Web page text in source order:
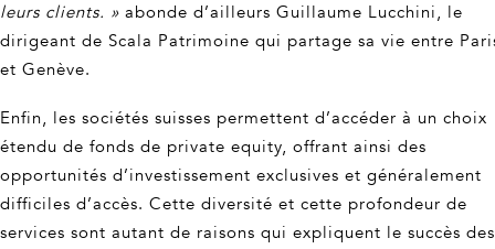
leurs clients. » abonde d’ailleurs Guillaume Lucchini, le
dirigeant de Scala Patrimoine qui partage sa vie entre
et Genève.
Enfin, les sociétés suisses permettent d’accéder à un choix
étendu de fonds de private equity, offrant ainsi des
opportunités d’investissement exclusives et généralement
difficiles d’accès. Cette diversité et cette profondeur de
services sont autant de raisons qui expliquent le succès des